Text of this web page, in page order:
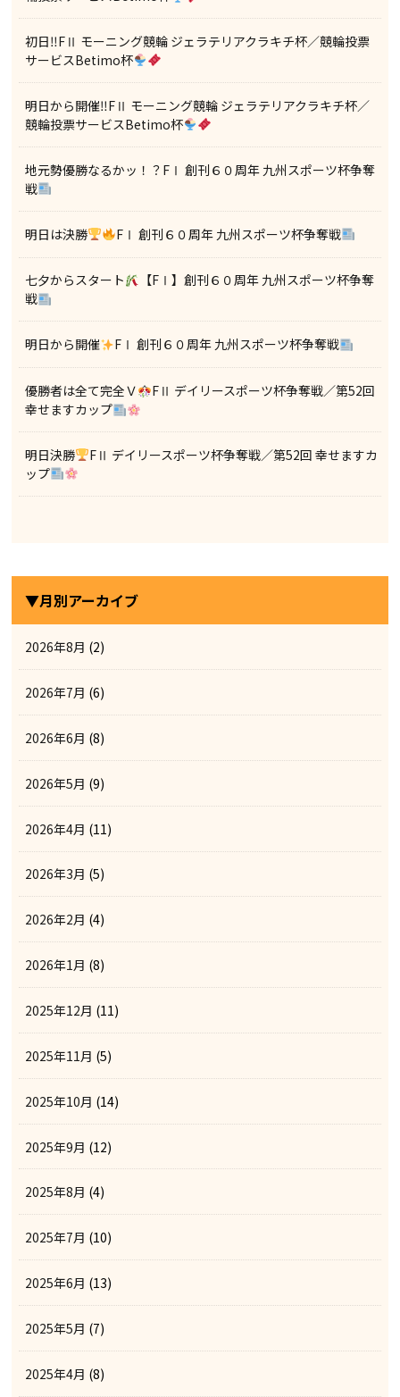
初日‼FⅡ モーニング競輪 ジェラテリアクラキチ杯／競輪投票
サービスBetimo杯
明日から開催‼FⅡ モーニング競輪 ジェラテリアクラキチ杯／
競輪投票サービスBetimo杯
地元勢優勝なるかッ！？FⅠ 創刊６０周年 九州スポーツ杯争奪
戦
明日は決勝 FⅠ 創刊６０周年 九州スポーツ杯争奪戦
七夕からスタート
【FⅠ】創刊６０周年 九州スポーツ杯争奪
戦
明日から開催 FⅠ 創刊６０周年 九州スポーツ杯争奪戦
優勝者は全て完全Ｖ
FⅡ デイリースポーツ杯争奪戦／第52回
幸せますカップ
明日決勝
FⅡ デイリースポーツ杯争奪戦／第52回 幸せますカ
ップ
▼月別アーカイブ
2026年8月 (2)
2026年7月 (6)
2026年6月 (8)
2026年5月 (9)
2026年4月 (11)
2026年3月 (5)
2026年2月 (4)
2026年1月 (8)
2025年12月 (11)
2025年11月 (5)
2025年10月 (14)
2025年9月 (12)
2025年8月 (4)
2025年7月 (10)
2025年6月 (13)
2025年5月 (7)
2025年4月 (8)